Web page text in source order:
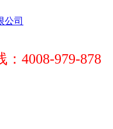
4008-979-878